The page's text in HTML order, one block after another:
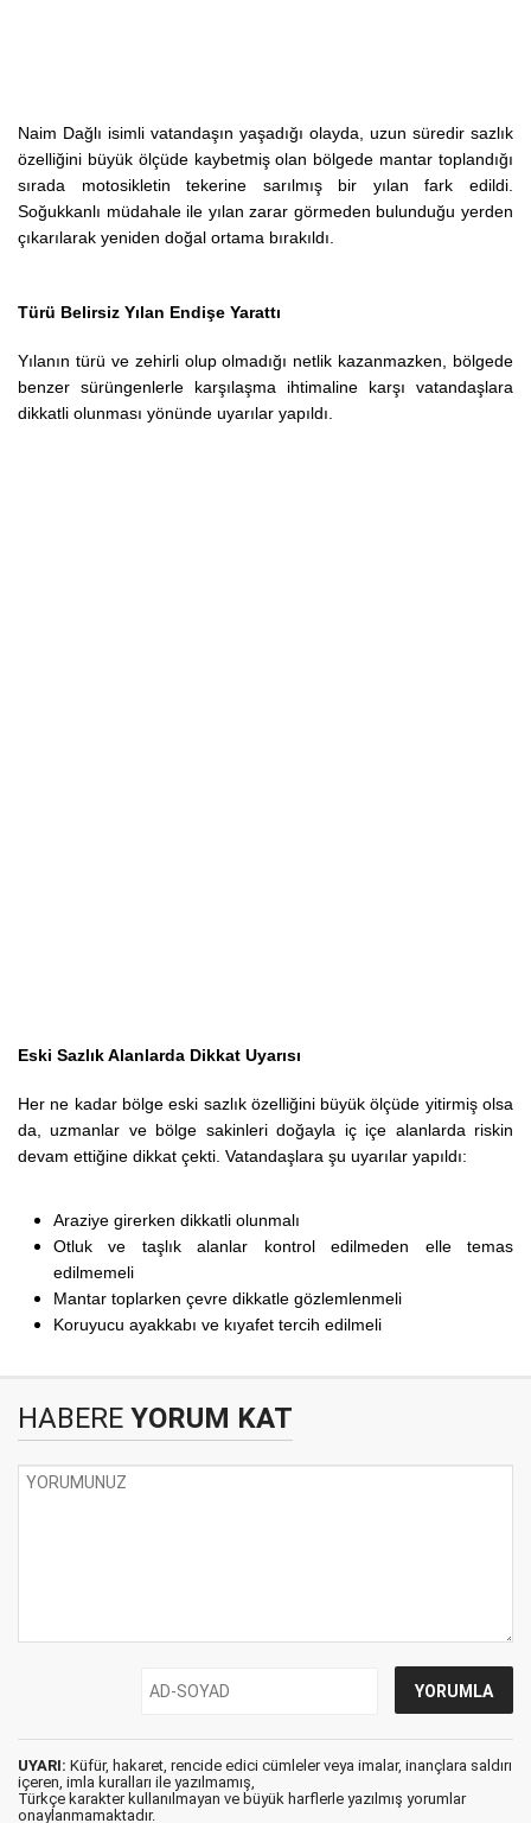
Naim Dağlı isimli vatandaşın yaşadığı olayda, uzun süredir sazlık
özelliğini büyük ölçüde kaybetmiş olan bölgede mantar toplandığı
sırada motosikletin tekerine sarılmış bir yılan fark edildi.
Soğukkanlı müdahale ile yılan zarar görmeden bulunduğu yerden
çıkarılarak yeniden doğal ortama bırakıldı.
Türü Belirsiz Yılan Endişe Yarattı
Yılanın türü ve zehirli olup olmadığı netlik kazanmazken, bölgede
benzer sürüngenlerle karşılaşma ihtimaline karşı vatandaşlara
dikkatli olunması yönünde uyarılar yapıldı.
Eski Sazlık Alanlarda Dikkat Uyarısı
Her ne kadar bölge eski sazlık özelliğini büyük ölçüde yitirmiş olsa
da, uzmanlar ve bölge sakinleri doğayla iç içe alanlarda riskin
devam ettiğine dikkat çekti. Vatandaşlara şu uyarılar yapıldı:
Araziye girerken dikkatli olunmalı
Otluk ve taşlık alanlar kontrol edilmeden elle temas
edilmemeli
Mantar toplarken çevre dikkatle gözlemlenmeli
Koruyucu ayakkabı ve kıyafet tercih edilmeli
HABERE YORUM KAT
UYARI: Küfür, hakaret, rencide edici cümleler veya imalar, inançlara saldırı
içeren, imla kuralları ile yazılmamış,
Türkçe karakter kullanılmayan ve büyük harflerle yazılmış yorumlar
onaylanmamaktadır.